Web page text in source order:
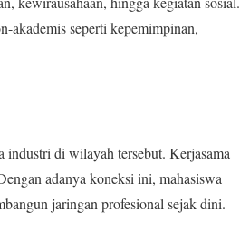
akademis seperti kepemimpinan,
industri di wilayah tersebut. Kerjasama
adanya koneksi ini, mahasiswa
jaringan profesional sejak dini.